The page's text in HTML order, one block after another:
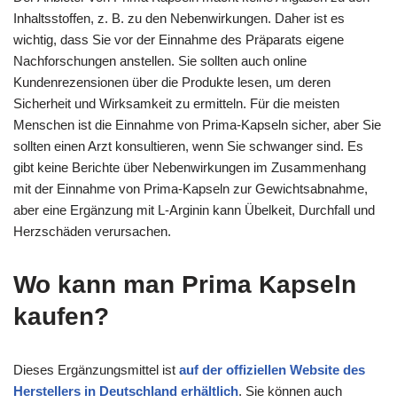
Inhaltsstoffen, z. B. zu den Nebenwirkungen. Daher ist es
wichtig, dass Sie vor der Einnahme des Präparats eigene
Nachforschungen anstellen. Sie sollten auch online
Kundenrezensionen über die Produkte lesen, um deren
Sicherheit und Wirksamkeit zu ermitteln. Für die meisten
Menschen ist die Einnahme von Prima-Kapseln sicher, aber Sie
sollten einen Arzt konsultieren, wenn Sie schwanger sind. Es
gibt keine Berichte über Nebenwirkungen im Zusammenhang
mit der Einnahme von Prima-Kapseln zur Gewichtsabnahme,
aber eine Ergänzung mit L-Arginin kann Übelkeit, Durchfall und
Herzschäden verursachen.
Wo kann man Prima Kapseln
kaufen?
Dieses Ergänzungsmittel ist auf der offiziellen Website des
Herstellers in Deutschland erhältlich. Sie können auch